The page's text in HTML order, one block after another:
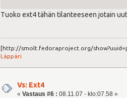
Tuoko ext4 tähän tilanteeseen jotain
[http://smolt.fedoraproject.org/
Läppäri
Vs: Ext4
«Vastaus #6 : 08.11.07 - klo:07.58 »